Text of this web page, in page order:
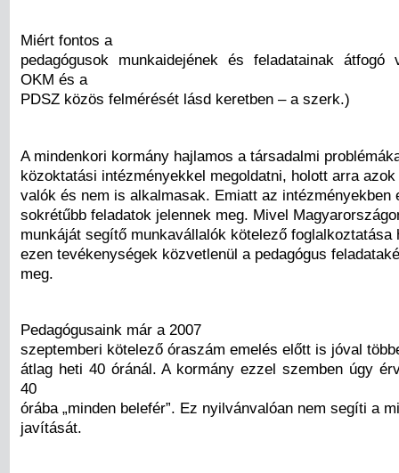
Miért fontos a
pedagógusok munkaidejének és feladatainak átfogó
OKM és a
PDSZ közös felmérését lásd keretben – a szerk.)
A mindenkori kormány hajlamos a társadalmi
közoktatási intézményekkel megoldatni, holott arra
valók és nem is alkalmasak. Emiatt az intézményekben
sokrétűbb feladatok jelennek meg. Mivel
munkáját segítő munkavállalók kötelező foglalkoztatása
ezen tevékenységek közvetlenül a pedagógus
meg.
Pedagógusaink már a 2007
szeptemberi kötelező óraszám emelés előtt is jóval
átlag heti 40 óránál. A kormány ezzel szemben úgy
40
órába „minden belefér”. Ez nyilvánvalóan nem segíti a
javítását.